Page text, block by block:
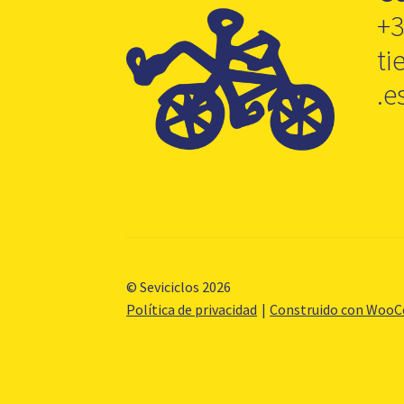
© Seviciclos 2026
Política de privacidad
Construido con